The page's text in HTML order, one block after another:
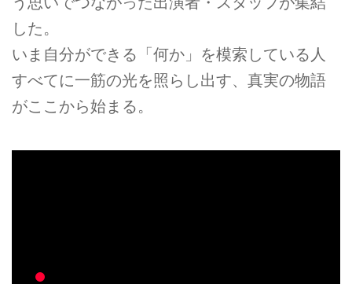
した。
いま自分ができる「何か」を模索している人
すべてに一筋の光を照らし出す、真実の物語
がここから始まる。